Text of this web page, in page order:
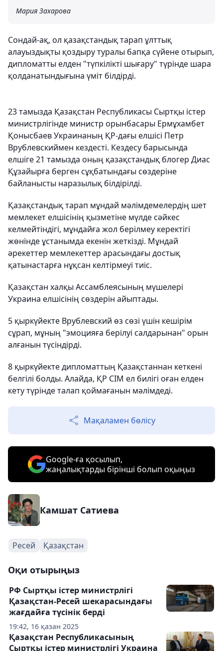
Мария Захарова
Сондай-ақ, ол қазақстандық тарап ұлттық
алауыздықты қоздыру туралы бапқа сүйене отырып,
дипломатты елден "түпкілікті шығару" түрінде шара
қолданатындығына үміт білдірді.
23 тамызда Қазақстан Республикасы Сыртқы істер
министрлігінде министр орынбасары Ермұхамбет
Қонысбаев Украинаның ҚР-дағы елшісі Петр
Врублевскиймен кездесті. Кездесу барысында
елшіге 21 тамызда оның қазақстандық блогер Диас
Құзайырға берген сұқбатындағы сөздеріне
байланысты наразылық білдірілді.
Қазақстандық тарап мұндай мәлімдемелердің шет
мемлекет елшісінің қызметіне мүлде сәйкес
келмейтіндігі, мұндайға жол берілмеу керектігі
жөнінде ұстанымда екенін жеткізді. Мұндай
әрекеттер мемлекеттер арасындағы достық
қатынастарға нұқсан келтірмеуі тиіс.
Қазақстан халқы Ассамблеясының мүшелері
Украина елшісінің сөздерін айыптады.
5 қыркүйекте Врублевский өз сөзі үшін кешірім
сұрап, мұның "эмоцияға берілуі салдарынан" орын
алғанын түсіндірді.
8 қыркүйекте дипломаттың Қазақстаннан кеткені
белгілі болды. Алайда, ҚР СІМ ел билігі оған елден
кету түрінде талап қоймағанын мәлімдеді.
Мақаламен бөлісу
Google-ға қосылып,
жаңалықтарды бірінші болып оқыңыз
Камшат Сатиева
Ресей Қазақстан
Оқи отырыңыз
19:42, 16 қазан 2025
РФ Сыртқы істер министрлігі
Қазақстан-Ресей шекарасындағы
жағдайға түсінік берді
Қазақстан Республикасының
Сыртқы істер министрлігі Украина